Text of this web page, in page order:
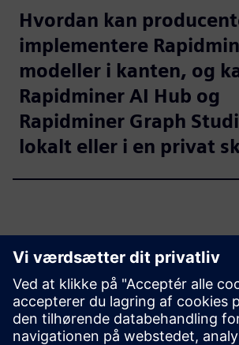
Hvordan kan
implementere
modeller i kanten, og
Rapidminer AI Hub og
Rapidminer Graph
lokalt eller i en privat
Kom godt i